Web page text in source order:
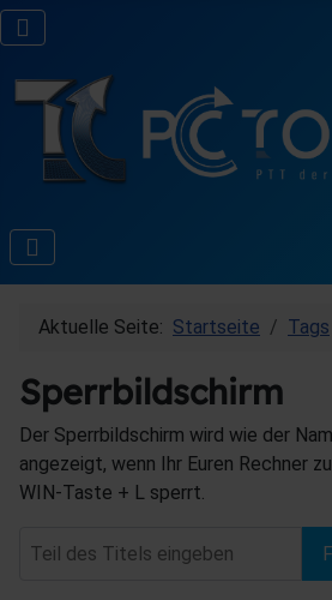
Aktuelle Seite: Startseite Tags
Sperrbildschirm
Der Sperrbildschirm wird wie der
angezeigt, wenn Ihr Euren Rechner
WIN-Taste + L sperrt.